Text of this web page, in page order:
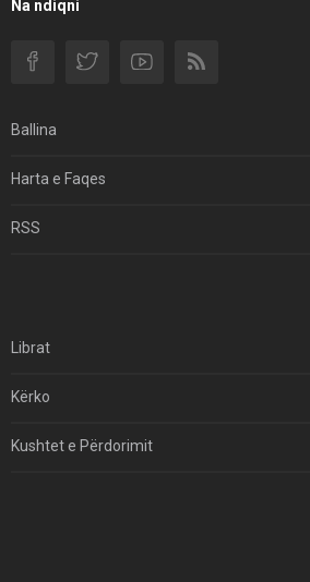
Na ndiqni
Ballina
Harta e Faqes
RSS
Librat
Kërko
Kushtet e Përdorimit